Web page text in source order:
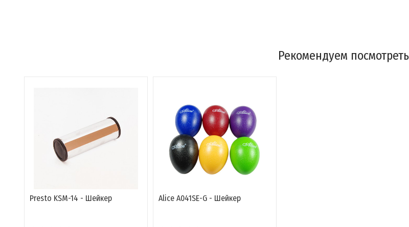
Рекомендуем посмотреть
Presto KSM-14 - Шейкер Alice A041SE-G - Шейкер